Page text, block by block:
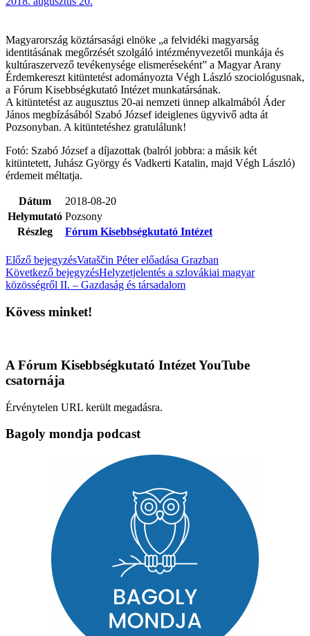
Magyarország köztársasági elnöke „a felvidéki magyarság
identitásának megőrzését szolgáló intézményvezetői munkája és
kultúraszervező tevékenysége elismeréseként” a Magyar Arany
Érdemkereszt kitüntetést adományozta Végh László szociológusnak,
a Fórum Kisebbségkutató Intézet munkatársának.
A kitüntetést az augusztus 20-ai nemzeti ünnep alkalmából Áder
János megbízásából Szabó József ideiglenes ügyvivő adta át
Pozsonyban. A kitüntetéshez gratulálunk!
Fotó: Szabó József a díjazottak (balról jobbra: a másik két
kitüntetett, Juhász György és Vadkerti Katalin, majd Végh László)
érdemeit méltatja.
Dátum
2018-08-20
Helymutató Pozsony
Részleg
Fórum Kisebbségkutató Intézet
Előző bejegyzésVataščin Péter előadása Grazban
Következő bejegyzésHelyzetjelentés a szlovákiai magyar
közösségről II. – Gazdaság és társadalom
Kövess minket!
A Fórum Kisebbségkutató Intézet YouTube
csatornája
Érvénytelen URL került megadásra.
Bagoly mondja podcast